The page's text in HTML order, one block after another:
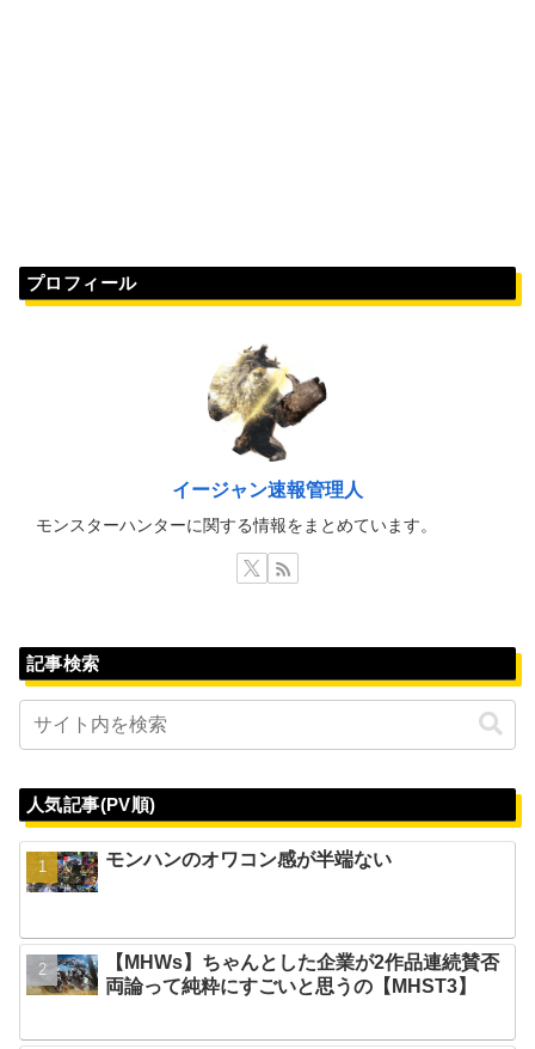
プロフィール
イージャン速報管理人
モンスターハンターに関する情報をまとめています。
記事検索
人気記事(PV順)
モンハンのオワコン感が半端ない
【MHWs】ちゃんとした企業が2作品連続賛否
両論って純粋にすごいと思うの【MHST3】